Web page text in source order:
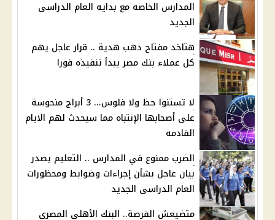
المدارس الخاصه مع بدايه العام الدراسى
الجديد
هتاخد مفتاح دهب هدية .. قرار عاجل يهم
كل عملاء بنك مصر يبدأ تنفيذه فورا
لا تستنوا حظ ولا فلوس... 3 أبراج منحوسة
على أصحابها الإنتباه مما سيحدث لهم الايام
القادمه
الضرب ممنوع في المدارس .. التعليم يصدر
بيان عاجل بشأن إجراءات وضوابط ومحظورات
العام الدراسى الجديد
متضيعش الفرصة.. البنك الأهلي المصري